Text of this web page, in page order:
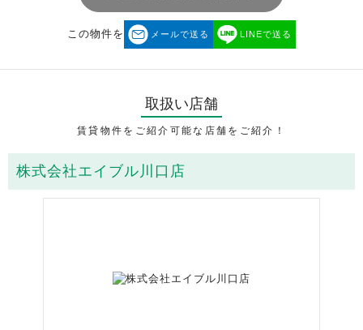
この物件を メールで送る LINEで送る
取扱い店舗
賃貸物件をご紹介可能な店舗をご紹介！
株式会社エイブル川口店